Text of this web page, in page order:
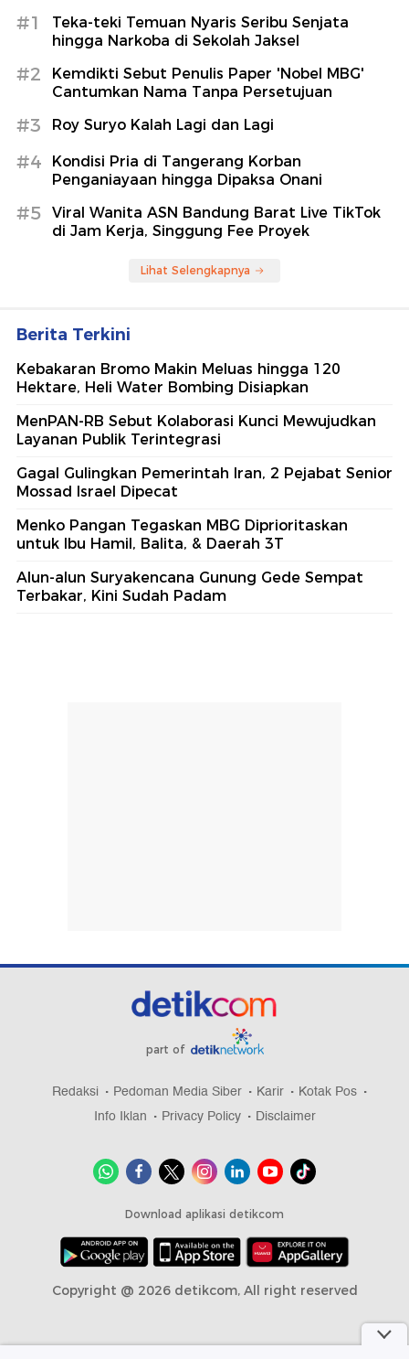
#1
Teka-teki Temuan Nyaris Seribu Senjata
hingga Narkoba di Sekolah Jaksel
#2
Kemdikti Sebut Penulis Paper 'Nobel MBG'
Cantumkan Nama Tanpa Persetujuan
#3 Roy Suryo Kalah Lagi dan Lagi
#4
Kondisi Pria di Tangerang Korban
Penganiayaan hingga Dipaksa Onani
#5
Viral Wanita ASN Bandung Barat Live TikTok
di Jam Kerja, Singgung Fee Proyek
Lihat Selengkapnya
Berita Terkini
Kebakaran Bromo Makin Meluas hingga 120
Hektare, Heli Water Bombing Disiapkan
MenPAN-RB Sebut Kolaborasi Kunci Mewujudkan
Layanan Publik Terintegrasi
Gagal Gulingkan Pemerintah Iran, 2 Pejabat Senior
Mossad Israel Dipecat
Menko Pangan Tegaskan MBG Diprioritaskan
untuk Ibu Hamil, Balita, & Daerah 3T
Alun-alun Suryakencana Gunung Gede Sempat
Terbakar, Kini Sudah Padam
part of
Redaksi Pedoman Media Siber Karir
Kotak Pos
Info Iklan
Privacy Policy Disclaimer
Download aplikasi detikcom
Copyright @ 2026 detikcom, All right reserved